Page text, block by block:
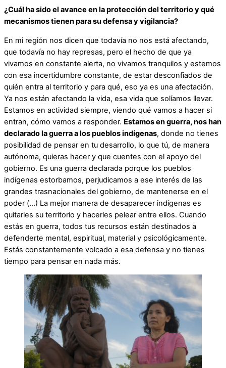
¿Cuál ha sido el avance en la protección del territorio y qué
mecanismos tienen para su defensa y vigilancia?
En mi región nos dicen que todavía no nos está afectando,
que todavía no hay represas, pero el hecho de que ya
vivamos en constante alerta, no vivamos tranquilos y estemos
con esa incertidumbre constante, de estar desconfiados de
quién entra al territorio y para qué, eso ya es una afectación.
Ya nos están afectando la vida, esa vida que solíamos llevar.
Estamos en actividad siempre, viendo qué vamos a hacer si
entran, cómo vamos a responder. Estamos en guerra, nos han
declarado la guerra a los pueblos indígenas, donde no tienes
posibilidad de pensar en tu desarrollo, lo que tú, de manera
autónoma, quieras hacer y que cuentes con el apoyo del
gobierno. Es una guerra declarada porque los pueblos
indígenas estorbamos, perjudicamos a ese interés de las
grandes trasnacionales del gobierno, de mantenerse en el
poder (…) La mejor manera de desaparecer indígenas es
quitarles su territorio y hacerles pelear entre ellos. Cuando
estás en guerra, todos tus recursos están destinados a
defenderte mental, espiritual, material y psicológicamente.
Estás constantemente volcado a esa defensa y no tienes
tiempo para pensar en nada más.